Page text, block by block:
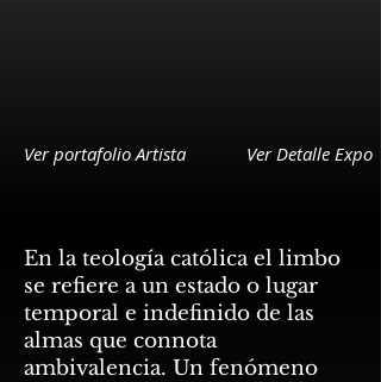
Ver portafolio Artista Ver Detalle Expo
En la teología católica el limbo
se refiere a un estado o lugar
temporal e indefinido de las
almas que connota
ambivalencia. Un fenómeno